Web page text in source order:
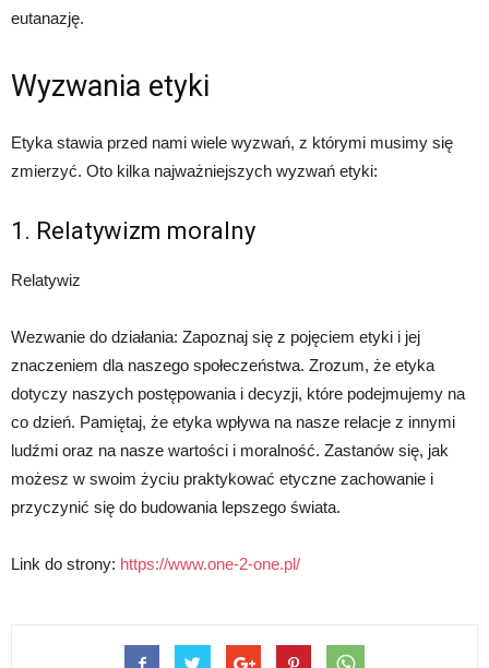
eutanazję.
Wyzwania etyki
Etyka stawia przed nami wiele wyzwań, z którymi musimy się
zmierzyć. Oto kilka najważniejszych wyzwań etyki:
1. Relatywizm moralny
Relatywiz
Wezwanie do działania: Zapoznaj się z pojęciem etyki i jej
znaczeniem dla naszego społeczeństwa. Zrozum, że etyka
dotyczy naszych postępowania i decyzji, które podejmujemy na
co dzień. Pamiętaj, że etyka wpływa na nasze relacje z innymi
ludźmi oraz na nasze wartości i moralność. Zastanów się, jak
możesz w swoim życiu praktykować etyczne zachowanie i
przyczynić się do budowania lepszego świata.
Link do strony: https://www.one-2-one.pl/